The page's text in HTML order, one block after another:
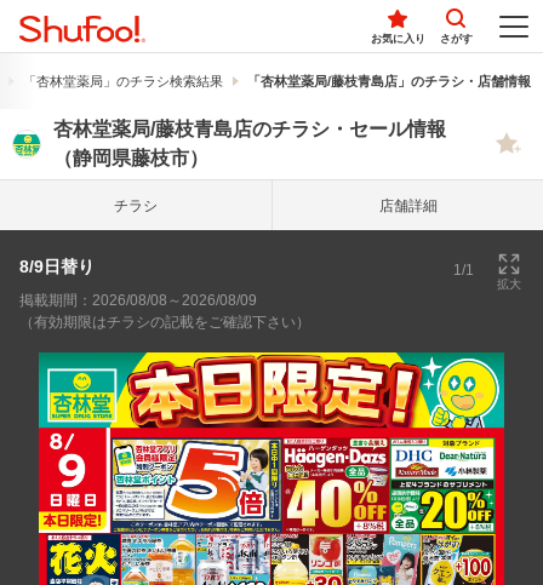
お気に入り さがす
「杏林堂薬局」のチラシ検索結果 「杏林堂薬局/藤枝青島店」のチラシ・店舗情報
杏林堂薬局/藤枝青島店のチラシ・セール情報
（静岡県藤枝市）
チラシ 店舗詳細
8/9日替り 1/1
拡大
掲載期間：2026/08/08～2026/08/09
（有効期限はチラシの記載をご確認下さい）